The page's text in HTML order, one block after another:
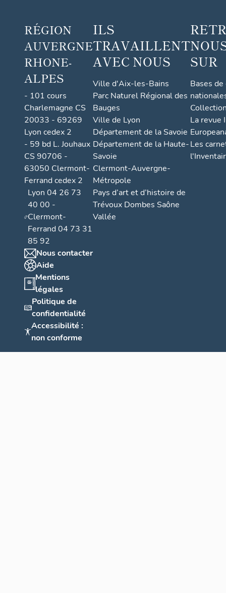
RÉGION
AUVERGNE
RHONE-
ALPES
- 101 cours
Charlemagne CS
20033 - 69269
Lyon cedex 2
- 59 bd L. Jouhaux
CS 90706 -
63050 Clermont-
Ferrand cedex 2
Lyon 04 26 73
40 00 -
Clermont-
Ferrand 04 73 31
85 92
Nous contacter
Aide
Mentions
légales
Politique de
confidentialité
Accessibilité :
non conforme
ILS
TRAVAILLENT
AVEC NOUS
Ville d'Aix-les-Bains
Parc Naturel Régional des
Bauges
Ville de Lyon
Département de la Savoie
Département de la Haute-
Savoie
Clermont-Auvergne-
Métropole
Pays d’art et d’histoire de
Trévoux Dombes Saône
Vallée
SUR
Bases
La revue
Les